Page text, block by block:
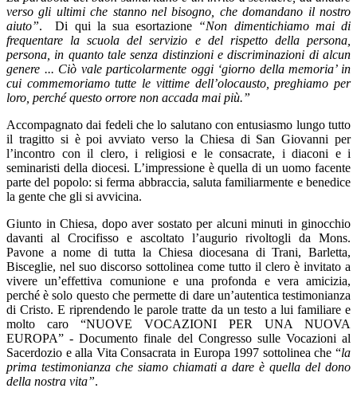
verso gli ultimi che stanno nel bisogno, che domandano il nostro
aiuto”. Di qui la sua esortazione “Non dimentichiamo mai di
frequentare la scuola del servizio e del rispetto della persona,
persona, in quanto tale senza distinzioni e discriminazioni di alcun
genere ... Ciò vale particolarmente oggi ‘giorno della memoria’ in
cui commemoriamo tutte le vittime dell’olocausto, preghiamo per
loro, perché questo orrore non accada mai più.”
Accompagnato dai fedeli che lo salutano con entusiasmo lungo tutto
il tragitto si è poi avviato verso la Chiesa di San Giovanni per
l’incontro con il clero, i religiosi e le consacrate, i diaconi e i
seminaristi della diocesi. L’impressione è quella di un uomo facente
parte del popolo: si ferma abbraccia, saluta familiarmente e benedice
la gente che gli si avvicina.
Giunto in Chiesa, dopo aver sostato per alcuni minuti in ginocchio
davanti al Crocifisso e ascoltato l’augurio rivoltogli da Mons.
Pavone a nome di tutta la Chiesa diocesana di Trani, Barletta,
Bisceglie, nel suo discorso sottolinea come tutto il clero è invitato a
vivere un’effettiva comunione e una profonda e vera amicizia,
perché è solo questo che permette di dare un’autentica testimonianza
di Cristo. E riprendendo le parole tratte da un testo a lui familiare e
molto caro “NUOVE VOCAZIONI PER UNA NUOVA
EUROPA” - Documento finale del Congresso sulle Vocazioni al
Sacerdozio e alla Vita Consacrata in Europa 1997 sottolinea che “la
prima testimonianza che siamo chiamati a dare è quella del dono
della nostra vita”.